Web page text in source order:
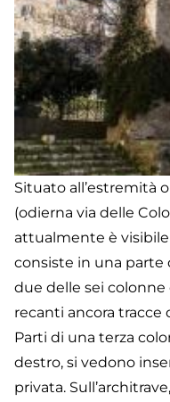
Situato all’estremità
(odierna via delle
attualmente è visibile
consiste in una parte
due delle sei colonne
recanti ancora tracce
Parti di una terza
destro, si vedono
privata.